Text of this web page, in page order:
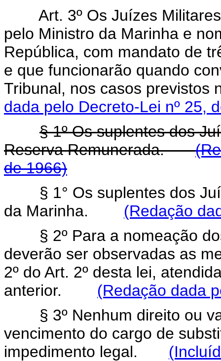
Art. 3º Os Juízes
pelo Ministro da Marinha e
República, com mandato de
e que funcionarão quando
Tribunal, nos casos
dada pelo Decreto-Lei nº 25,
§ 1º Os suplentes dos
Reserva Remunerada.
de 1966)
§ 1° Os suplentes dos
da Marinha. (Redação
§ 2º Para a nomeação
deverão ser observadas as
2º do Art. 2º desta lei,
anterior. (Redação dada
§ 3º Nenhum direito ou
vencimento do cargo de
impedimento legal.